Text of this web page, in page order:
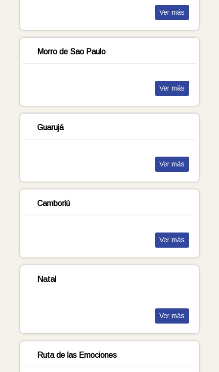
Ver más
Morro de Sao Paulo
Ver más
Guarujá
Ver más
Camboriú
Ver más
Natal
Ver más
Ruta de las Emociones